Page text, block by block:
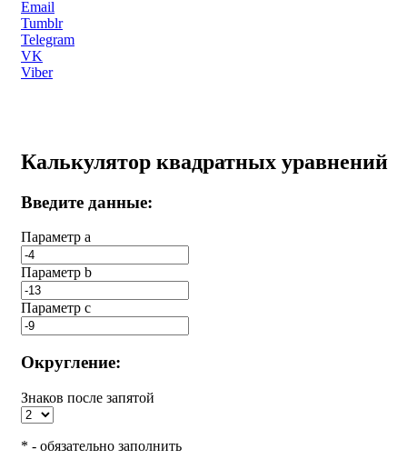
Email
Tumblr
Telegram
VK
Viber
Калькулятор квадратных уравнений
Введите данные:
Параметр a
Параметр b
Параметр с
Округление:
Знаков после запятой
* - обязательно заполнить